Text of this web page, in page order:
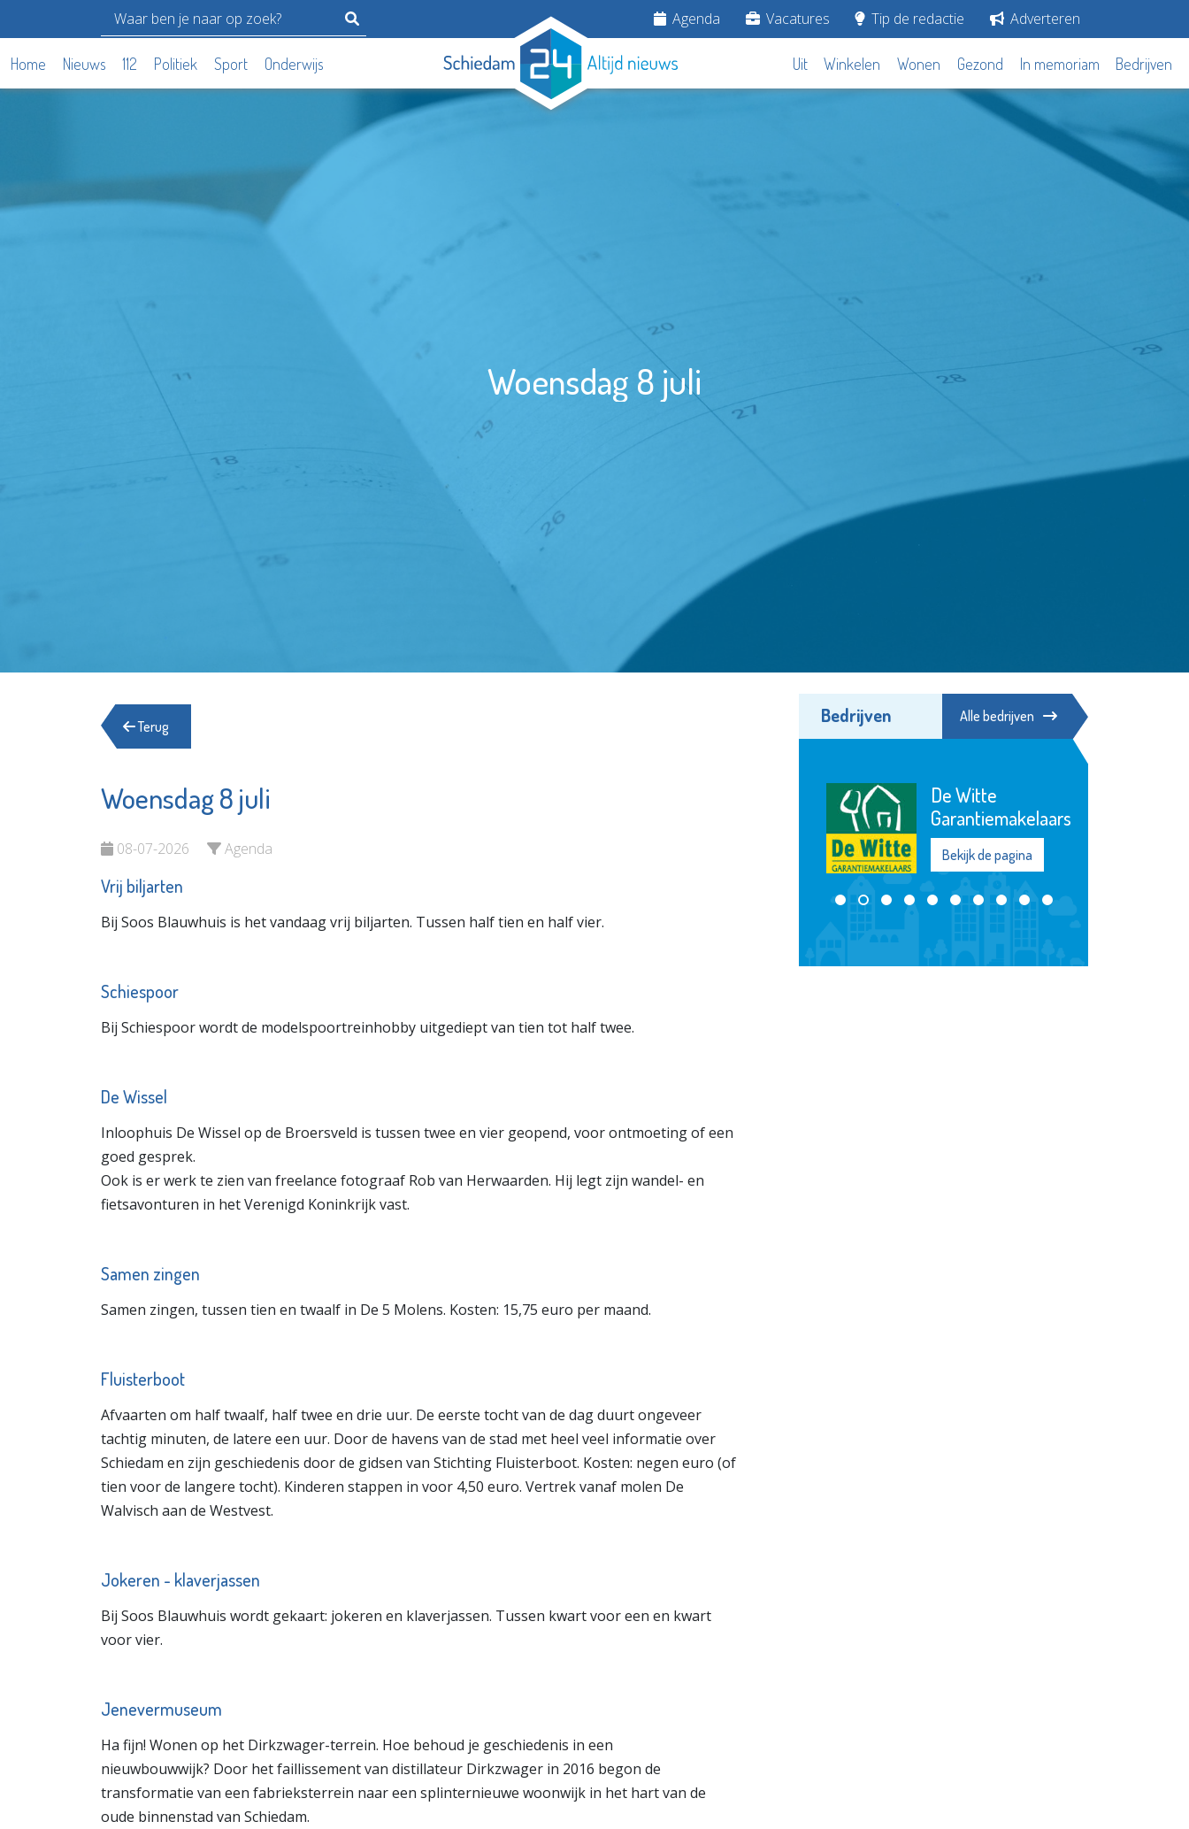
Agenda Vacatures Tip de redactie Adverteren
Home Nieuws 112 Politiek Sport Onderwijs Uit Winkelen Wonen Gezond In memoriam Bedrijven
Woensdag 8 juli
Terug
Woensdag 8 juli
08-07-2026 Agenda
Vrij biljarten
Bij Soos Blauwhuis is het vandaag vrij biljarten. Tussen half tien en half vier.
Schiespoor
Bij Schiespoor wordt de modelspoortreinhobby uitgediept van tien tot half twee.
De Wissel
Inloophuis De Wissel op de Broersveld is tussen twee en vier geopend, voor ontmoeting of een
goed gesprek.
Ook is er werk te zien van freelance fotograaf Rob van Herwaarden. Hij legt zijn wandel- en
fietsavonturen in het Verenigd Koninkrijk vast.
Samen zingen
Samen zingen, tussen tien en twaalf in De 5 Molens. Kosten: 15,75 euro per maand.
Fluisterboot
Afvaarten om half twaalf, half twee en drie uur. De eerste tocht van de dag duurt ongeveer
tachtig minuten, de latere een uur. Door de havens van de stad met heel veel informatie over
Schiedam en zijn geschiedenis door de gidsen van Stichting Fluisterboot. Kosten: negen euro (of
tien voor de langere tocht). Kinderen stappen in voor 4,50 euro. Vertrek vanaf molen De
Walvisch aan de Westvest.
Jokeren - klaverjassen
Bij Soos Blauwhuis wordt gekaart: jokeren en klaverjassen. Tussen kwart voor een en kwart
voor vier.
Jenevermuseum
Ha fijn! Wonen op het Dirkzwager-terrein. Hoe behoud je geschiedenis in een
nieuwbouwwijk? Door het faillissement van distillateur Dirkzwager in 2016 begon de
transformatie van een fabrieksterrein naar een splinternieuwe woonwijk in het hart van de
oude binnenstad van Schiedam.
Bedrijven Alle bedrijven
Stedelijk
Schiedam
Bekijk de pagina
De Witte
Garantiemakelaars
Bekijk de pagina